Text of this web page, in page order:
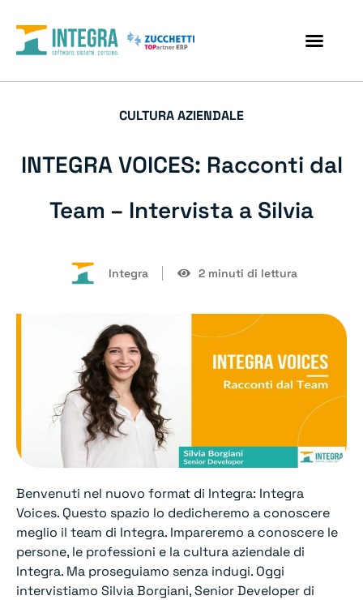
CULTURA AZIENDALE
INTEGRA VOICES: Racconti dal
Team – Intervista a Silvia
Integra 2 minuti di lettura
Benvenuti nel nuovo format di Integra: Integra
Voices. Questo spazio lo dedicheremo a conoscere
meglio il team di Integra. Impareremo a conoscere le
persone, le professioni e la cultura aziendale di
Integra. Ma proseguiamo senza indugi. Oggi
intervistiamo Silvia Borgiani, Senior Developer di